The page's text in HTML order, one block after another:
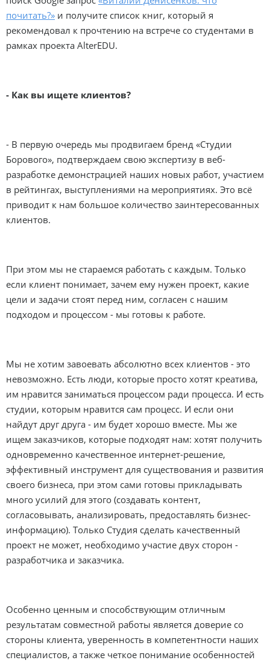
почитать?» и получите список книг, который я
рекомендовал к прочтению на встрече со студентами в
рамках проекта AlterEDU.
- Как вы ищете клиентов?
- В первую очередь мы продвигаем бренд «Студии
Борового», подтверждаем свою экспертизу в веб-
разработке демонстрацией наших новых работ, участием
в рейтингах, выступлениями на мероприятиях. Это всё
приводит к нам большое количество заинтересованных
клиентов.
При этом мы не стараемся работать с каждым. Только
если клиент понимает, зачем ему нужен проект, какие
цели и задачи стоят перед ним, согласен с нашим
подходом и процессом - мы готовы к работе.
Мы не хотим завоевать абсолютно всех клиентов - это
невозможно. Есть люди, которые просто хотят креатива,
им нравится заниматься процессом ради процесса. И есть
студии, которым нравится сам процесс. И если они
найдут друг друга - им будет хорошо вместе. Мы же
ищем заказчиков, которые подходят нам: хотят получить
одновременно качественное интернет-решение,
эффективный инструмент для существования и развития
своего бизнеса, при этом сами готовы прикладывать
много усилий для этого (создавать контент,
согласовывать, анализировать, предоставлять бизнес-
информацию). Только Студия сделать качественный
проект не может, необходимо участие двух сторон -
разработчика и заказчика.
Особенно ценным и способствующим отличным
результатам совместной работы является доверие со
стороны клиента, уверенность в компетентности наших
специалистов, а также четкое понимание особенностей